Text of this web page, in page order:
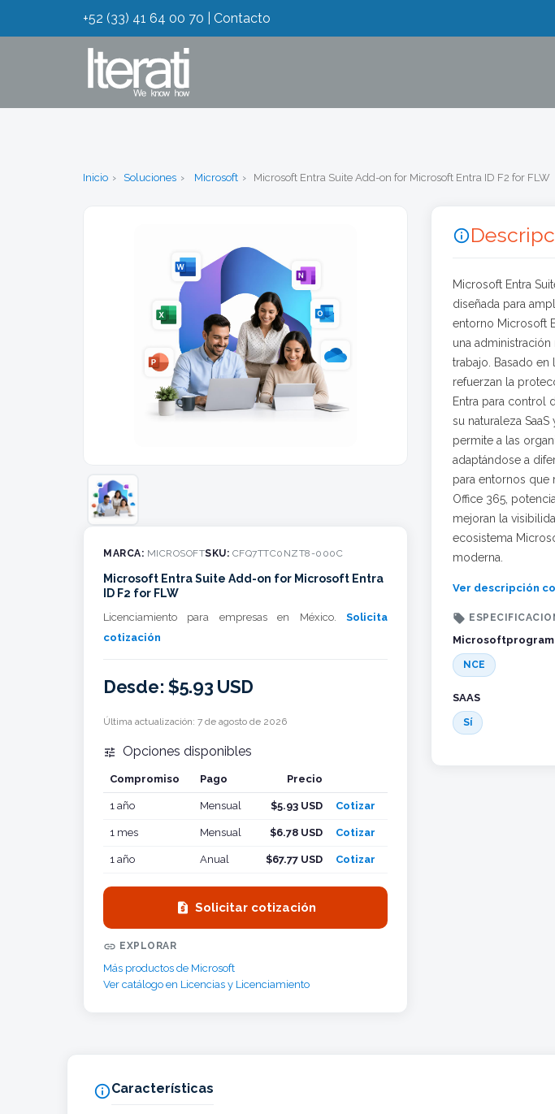
+52 (33) 41 64 00 70 Contacto
Inicio Soluciones Microsoft Microsoft Entra Suite Add-on for Microsoft Entra ID F2 for FLW
MARCA: MICROSOFTSKU: CFQ7TTC0NZT8-000C
Microsoft Entra Suite Add-on for Microsoft Entra
ID F2 for FLW
Licenciamiento para empresas en México. Solicita
cotización
Desde: $5.93 USD
Última actualización: 7 de agosto de 2026
 Opciones disponibles
Compromiso Pago Precio
1 año
Mensual $5.93 USD Cotizar
1 mes Mensual $6.78 USD Cotizar
1 año Anual $67.77 USD Cotizar
 Solicitar cotización
 EXPLORAR
Más productos de Microsoft
Ver catálogo en Licencias y Licenciamiento

Microsoft Entra
diseñada para
entorno Microsoft
una
trabajo. Basado en
refuerzan la
Entra para control
su naturaleza
permite a las
adaptándose a
para entornos que
Office 365,
mejoran la
ecosistema
moderna.
Ver descripción

Microsoftprogram
NCE
SAAS
Sí
Características